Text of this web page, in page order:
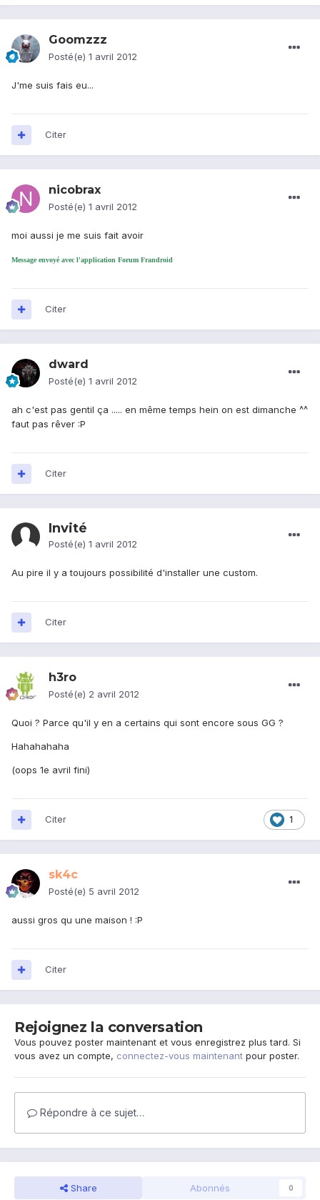
Goomzzz
Posté(e) 1 avril 2012
J'me suis fais eu...
Citer
nicobrax
Posté(e) 1 avril 2012
moi aussi je me suis fait avoir
Message envoyé avec l'application Forum Frandroid
Citer
dward
Posté(e) 1 avril 2012
ah c'est pas gentil ça ..... en même temps hein on est dimanche ^^
faut pas rêver :P
Citer
Invité
Posté(e) 1 avril 2012
Au pire il y a toujours possibilité d'installer une custom.
Citer
h3ro
Posté(e) 2 avril 2012
Quoi ? Parce qu'il y en a certains qui sont encore sous GG ?
Hahahahaha
(oops 1e avril fini)
1
Citer
sk4c
Posté(e) 5 avril 2012
aussi gros qu une maison ! :P
Citer
Rejoignez la conversation
Vous pouvez poster maintenant et vous enregistrez plus tard. Si
vous avez un compte, connectez-vous maintenant pour poster.
Répondre à ce sujet…
Share Abonnés 0